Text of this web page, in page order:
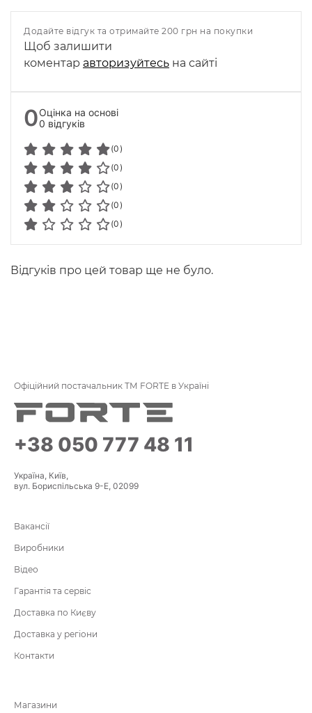
Додайте відгук та отримайте 200 грн на покупки
Щоб залишити
коментар авторизуйтесь на сайті
0Оцінка на основі
0 відгуків
(0)
(0)
(0)
(0)
(0)
Відгуків про цей товар ще не було.
Офіційний постачальник ТМ FORTE в Україні
+38 050 777 48 11
Україна, Київ,
вул. Бориспільська 9-Е, 02099
Вакансії
Виробники
Відео
Гарантія та сервіс
Доставка по Києву
Доставка у регіони
Контакти
Магазини